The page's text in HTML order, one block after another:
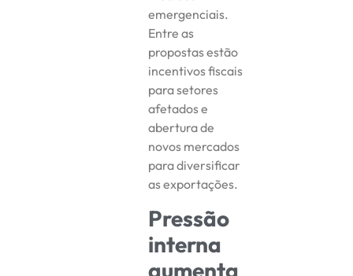
emergenciais.
Entre as
propostas estão
incentivos fiscais
para setores
afetados e
abertura de
novos mercados
para diversificar
as exportações.
Pressão
interna
aumenta